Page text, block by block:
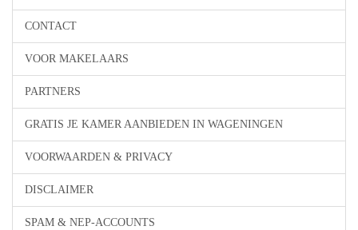
CONTACT
VOOR MAKELAARS
PARTNERS
GRATIS JE KAMER AANBIEDEN IN WAGENINGEN
VOORWAARDEN & PRIVACY
DISCLAIMER
SPAM & NEP-ACCOUNTS